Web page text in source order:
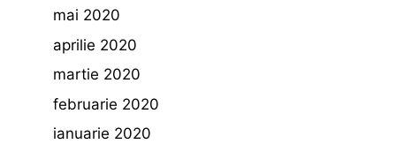
mai 2020
aprilie 2020
martie 2020
februarie 2020
ianuarie 2020